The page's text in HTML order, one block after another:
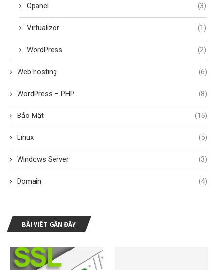
Cpanel (3)
Virtualizor (1)
WordPress (2)
Web hosting (6)
WordPress – PHP (8)
Bảo Mật (15)
Linux (5)
Windows Server (3)
Domain (4)
BÀI VIẾT GẦN ĐÂY